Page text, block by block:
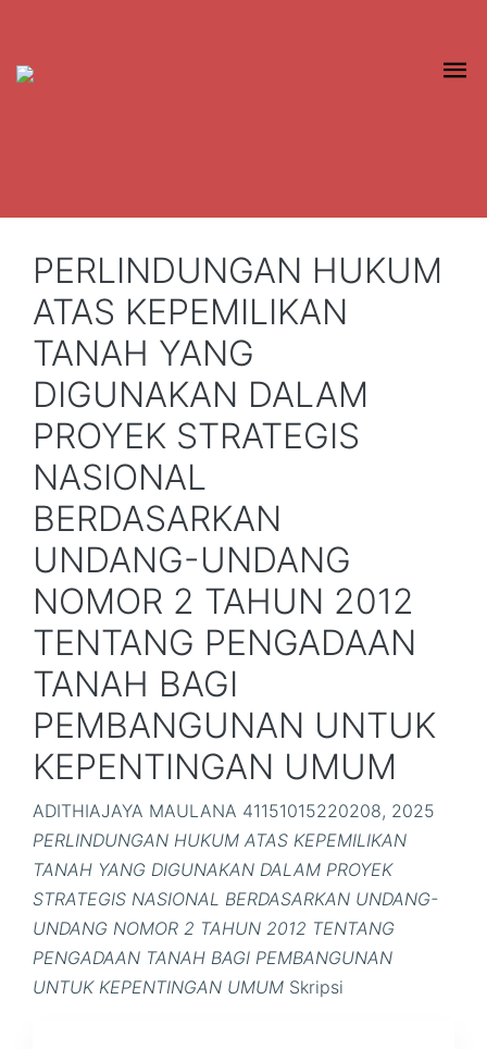
PERLINDUNGAN HUKUM
ATAS KEPEMILIKAN
TANAH YANG
DIGUNAKAN DALAM
PROYEK STRATEGIS
NASIONAL
BERDASARKAN
UNDANG-UNDANG
NOMOR 2 TAHUN 2012
TENTANG PENGADAAN
TANAH BAGI
PEMBANGUNAN UNTUK
KEPENTINGAN UMUM
ADITHIAJAYA MAULANA 41151015220208, 2025
PERLINDUNGAN HUKUM ATAS KEPEMILIKAN
TANAH YANG DIGUNAKAN DALAM PROYEK
STRATEGIS NASIONAL BERDASARKAN UNDANG-
UNDANG NOMOR 2 TAHUN 2012 TENTANG
PENGADAAN TANAH BAGI PEMBANGUNAN
UNTUK KEPENTINGAN UMUM Skripsi